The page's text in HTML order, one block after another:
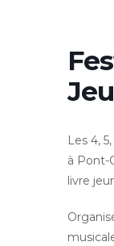
Les 4,
à Pont-
livre